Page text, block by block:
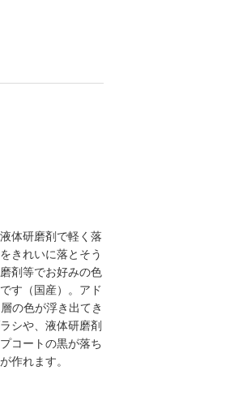
体研磨剤で軽く落
きれいに落とそう
剤等でお好みの色
す（国産）。アド
の色が浮き出てき
シや、液体研磨剤
コートの黒が落ち
作れます。